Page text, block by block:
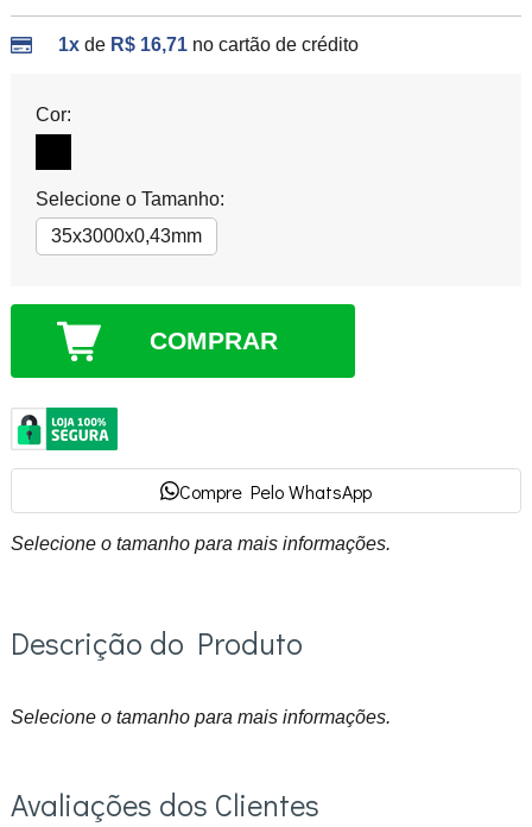
1xde R$ 16,71 no cartão de crédito
Cor:
Selecione o Tamanho:
35x3000x0,43mm
COMPRAR
Compre Pelo WhatsApp
Selecione o tamanho para mais informações.
Descrição do Produto
Selecione o tamanho para mais informações.
Avaliações dos Clientes